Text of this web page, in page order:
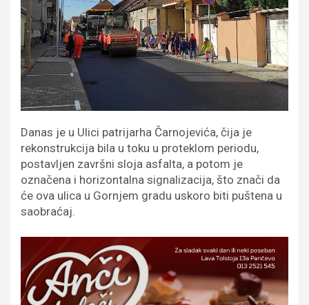
Danas je u Ulici patrijarha Čarnojevića, čija je
rekonstrukcija bila u toku u proteklom periodu,
postavljen završni sloja asfalta, a potom je
označena i horizontalna signalizacija, što znači da
će ova ulica u Gornjem gradu uskoro biti puštena u
saobraćaj.